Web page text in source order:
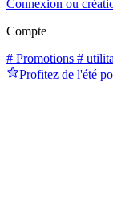
Connexion ou
Compte
# Promotions #
Profitez de l'été